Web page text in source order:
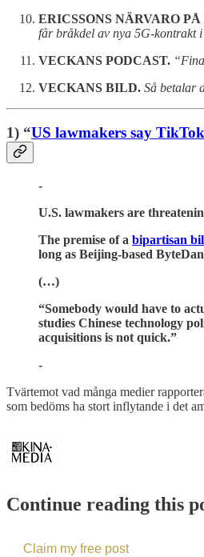
ERICSSONS NÄRVARO
får bråkdel av nya 5G-kontrakt
VECKANS PODCAST.
VECKANS BILD. Så betalar
1) “US lawmakers say
-
U.S. lawmakers are
The premise of a bipartisan
long as Beijing-based
(…)
“Somebody would have to
studies Chinese technology
acquisitions is not quick.”
-
Tvärtemot vad många medier
som bedöms ha stort inflytande i det
Continue reading this
Claim my free post